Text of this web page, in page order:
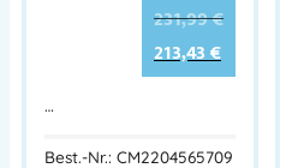
231,99€
213,43€
…
Best.-Nr.: CM2204565709